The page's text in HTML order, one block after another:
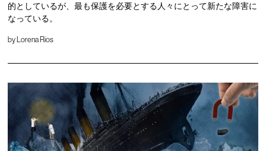
的としているが、最も保護を必要とする人々にとって新たな障害に
なっている。
byLorena Rios